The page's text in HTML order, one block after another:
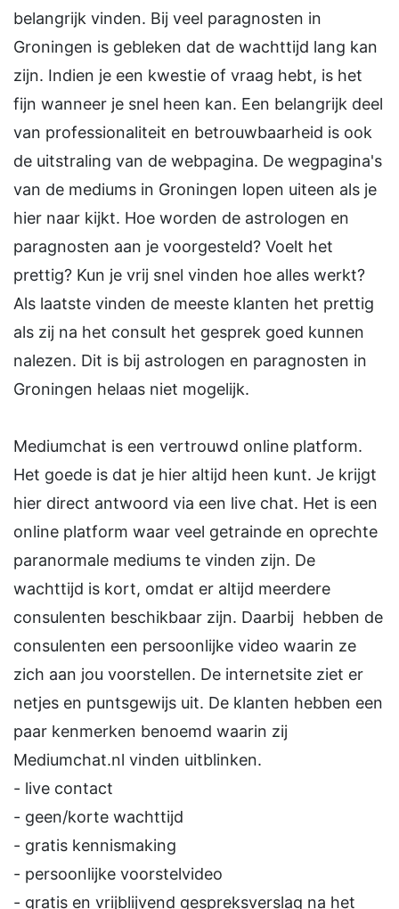
belangrijk vinden. Bij veel paragnosten in
Groningen is gebleken dat de wachttijd lang kan
zijn. Indien je een kwestie of vraag hebt, is het
fijn wanneer je snel heen kan. Een belangrijk deel
van professionaliteit en betrouwbaarheid is ook
de uitstraling van de webpagina. De wegpagina's
van de mediums in Groningen lopen uiteen als je
hier naar kijkt. Hoe worden de astrologen en
paragnosten aan je voorgesteld? Voelt het
prettig? Kun je vrij snel vinden hoe alles werkt?
Als laatste vinden de meeste klanten het prettig
als zij na het consult het gesprek goed kunnen
nalezen. Dit is bij astrologen en paragnosten in
Groningen helaas niet mogelijk.
Mediumchat is een vertrouwd online platform.
Het goede is dat je hier altijd heen kunt. Je krijgt
hier direct antwoord via een live chat. Het is een
online platform waar veel getrainde en oprechte
paranormale mediums te vinden zijn. De
wachttijd is kort, omdat er altijd meerdere
consulenten beschikbaar zijn. Daarbij hebben de
consulenten een persoonlijke video waarin ze
zich aan jou voorstellen. De internetsite ziet er
netjes en puntsgewijs uit. De klanten hebben een
paar kenmerken benoemd waarin zij
Mediumchat.nl vinden uitblinken.
- live contact
- geen/korte wachttijd
- gratis kennismaking
- persoonlijke voorstelvideo
- gratis en vrijblijvend gespreksverslag na het